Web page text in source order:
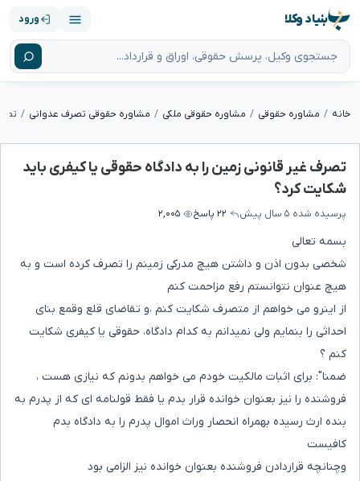
بنیاد وکلا ورود
خانه مشاوره حقوقی مشاوره حقوقی ملکی مشاوره حقوقی تصرف عدوانی
تصرف غیر قانونی زمین را به دادگاه حقوقی یا کیفری باید
شکایت کرد؟
پرسیده شده ۵ سال پیش ۲۲ پاسخ ۲,۰۰۵
بسمه تعالی
شخصی بدون اذن و داشتن هیچ مدرکی زمینم را تصرف کرده است و به
هیچ عنوان نتوانستم رفع مزاحمت کنم
از اینرو می خواهم از متصرف شکایت کنم ،و تقاضای قلع وقمع بنای
احداثی را بنمایم ولی نمیدانم به کدام دادگاه، حقوقی یا کیفری شکایت
کنم ؟
ضمنا": برای اثبات مالکیت خودم می خواهم بدونم که نیازی هست ،
فروشنده را نیز بعنوان خوانده قرار بدم یا فقط قولنامه ای که از پدرم به
بنده ارث رسیده بهمراه انحصار وراث اموال پدرم را به دادگاه بدم
کافیست
وچنانچه قراردادن فروشنده بعنوان خوانده نیز الزامی بود